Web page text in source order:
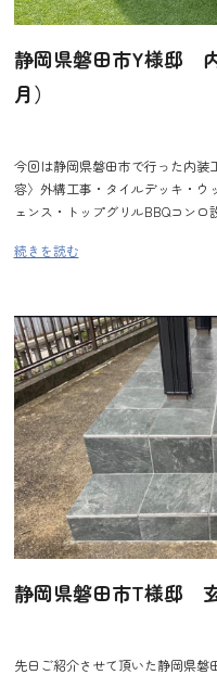
静岡県磐田市Y様邸
月）
今回は静岡県磐田市で行った内装
容〉外構工事・タイルデッキ・ウ
ェンス・トップグリルBBQコン
続きを読む
静岡県磐田市T様邸
先日ご紹介させて頂いた静岡県